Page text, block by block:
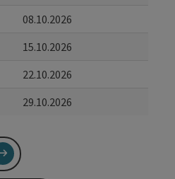
08.10.2026
15.10.2026
22.10.2026
29.10.2026